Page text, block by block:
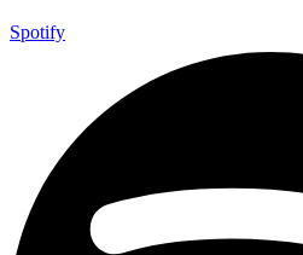
Spotify